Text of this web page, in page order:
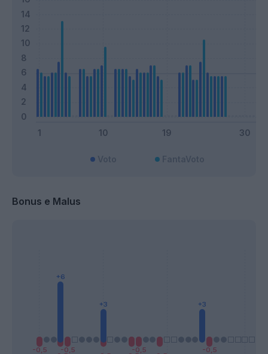
Bonus e Malus